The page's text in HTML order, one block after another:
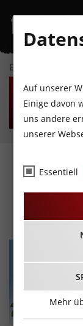
EVENTKALENDER
DO
6
AUGUST
Auf unserer
Einige davon
uns andere
unserer
Essentiell
Mehr